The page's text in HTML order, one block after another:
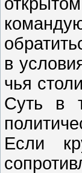
в
чья
Суть в
Если